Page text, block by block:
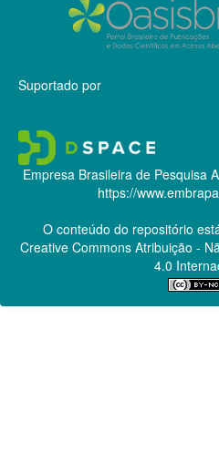
Suportado por
Empresa Brasileira de Pesquisa
https://
O conteúdo do repositório
Creative CommonsAtribuição -
4.0